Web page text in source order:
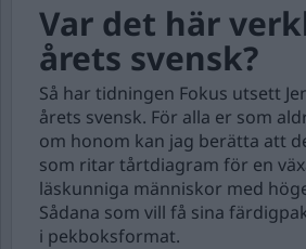
Var det här
årets svensk?
Så har tidningen Fokus utsett
årets svensk. För alla er som
om honom kan jag berätta att
som ritar tårtdiagram för en
läskunniga människor med
Sådana som vill få sina
i pekboksformat.